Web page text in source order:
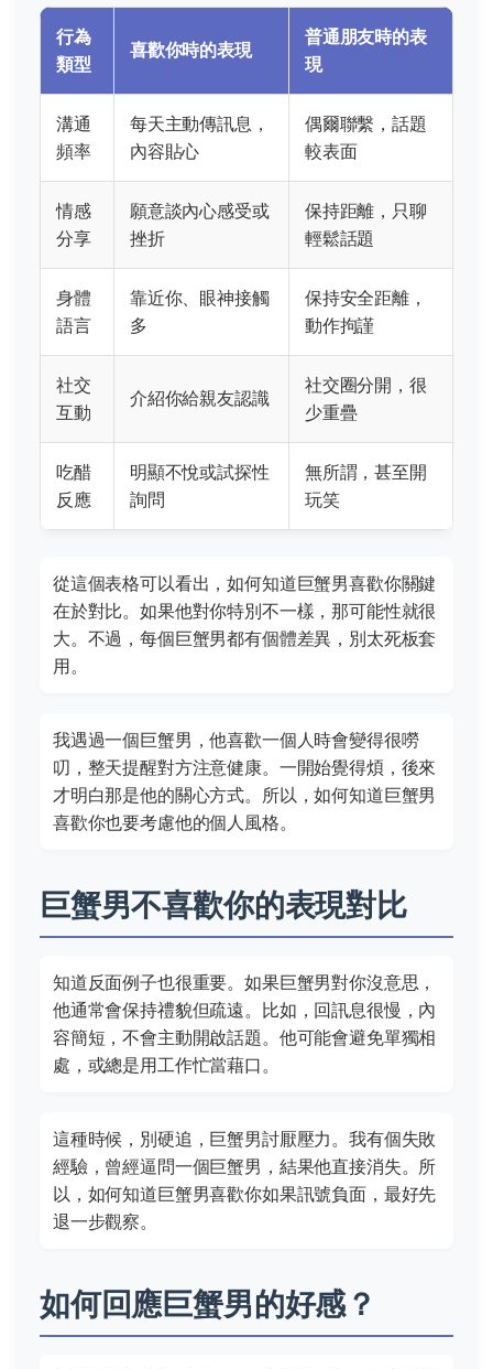
行為
類型
喜歡你時的表現
普通朋友時的表
現
溝通
頻率
每天主動傳訊息，
內容貼心
偶爾聯繫，話題
較表面
情感
分享
願意談內心感受或
挫折
保持距離，只聊
輕鬆話題
身體
語言
靠近你、眼神接觸
多
保持安全距離，
動作拘謹
社交
互動
介紹你給親友認識
社交圈分開，很
少重疊
吃醋
反應
明顯不悅或試探性
詢問
無所謂，甚至開
玩笑
從這個表格可以看出，如何知道巨蟹男喜歡你關鍵
在於對比。如果他對你特別不一樣，那可能性就很
大。不過，每個巨蟹男都有個體差異，別太死板套
用。
我遇過一個巨蟹男，他喜歡一個人時會變得很嘮
叨，整天提醒對方注意健康。一開始覺得煩，後來
才明白那是他的關心方式。所以，如何知道巨蟹男
喜歡你也要考慮他的個人風格。
巨蟹男不喜歡你的表現對比
知道反面例子也很重要。如果巨蟹男對你沒意思，
他通常會保持禮貌但疏遠。比如，回訊息很慢，內
容簡短，不會主動開啟話題。他可能會避免單獨相
處，或總是用工作忙當藉口。
這種時候，別硬追，巨蟹男討厭壓力。我有個失敗
經驗，曾經逼問一個巨蟹男，結果他直接消失。所
以，如何知道巨蟹男喜歡你如果訊號負面，最好先
退一步觀察。
如何回應巨蟹男的好感？